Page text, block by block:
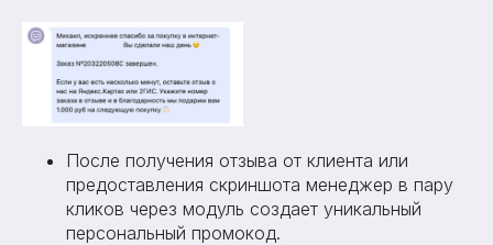
После получения отзыва от клиента или
предоставления скриншота менеджер в пару
кликов через модуль создает уникальный
персональный промокод.